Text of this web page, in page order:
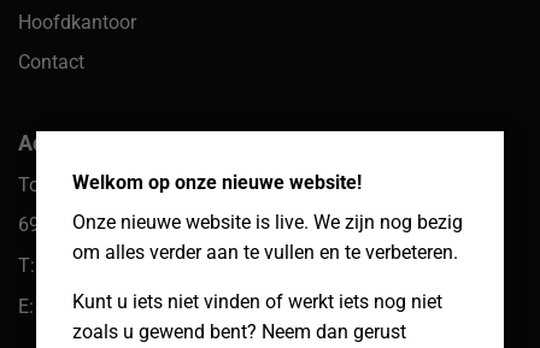
Welkom op onze nieuwe website!
Onze nieuwe website is live. We zijn nog bezig
om alles verder aan te vullen en te verbeteren.
Kunt u iets niet vinden of werkt iets nog niet
zoals u gewend bent? Neem dan gerust
Hoofdkantoor
Contact
Adres hoofdkantoor
Toekomst 10
6921 PW Duiven
T: 085 066 61 39
E: klantenservice@packcenter.nl